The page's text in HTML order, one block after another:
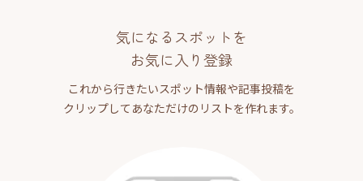
気になるスポットを
お気に入り登録
これから行きたいスポット情報や記事投稿を
クリップしてあなただけのリストを作れます。